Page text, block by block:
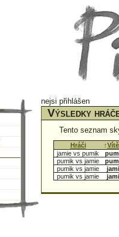
nejsi přihlášen
Výsledky
Tento seznam
Hráči↑ ↑
jamie vs pumik
pumik vs jamie
pumik vs jamie
pumik vs jamie